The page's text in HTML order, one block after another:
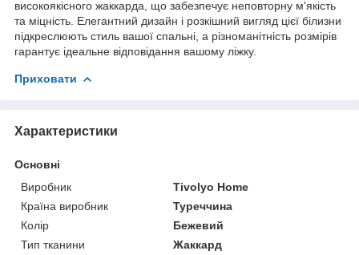
високоякісного жаккарда, що забезпечує неповторну м'якість
та міцність. Елегантний дизайн і розкішний вигляд цієї білизни
підкреслюють стиль вашої спальні, а різноманітність розмірів
гарантує ідеальне відповідання вашому ліжку.
Приховати
Характеристики
Основні
Виробник
Tivolyo Home
Країна виробник
Туреччина
Колір
Бежевий
Тип тканини
Жаккард